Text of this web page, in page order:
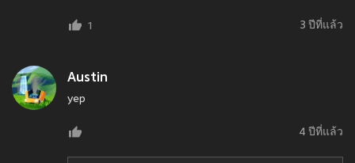
1 3 ปีที่แล้ว
Austin
yep
4 ปีที่แล้ว